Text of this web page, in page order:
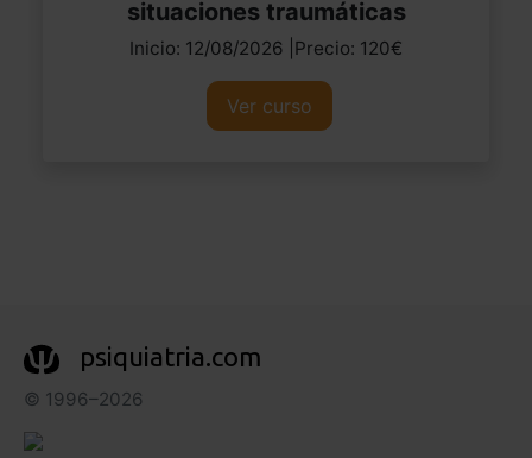
situaciones traumáticas
Inicio: 12/08/2026 |Precio: 120€
Ver curso
psiquiatria.com
© 1996–2026